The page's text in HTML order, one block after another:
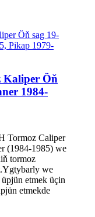
Kaliper Öň
1984-
Tormoz Caliper
(1984-1985) we
tormoz
we
etmek üçin
etmekde